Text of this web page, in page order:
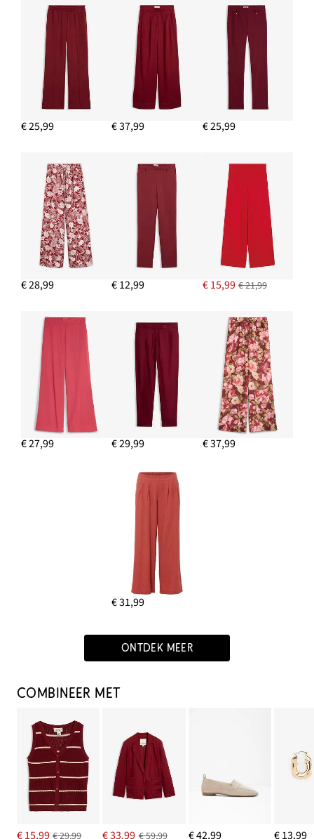
IN WINKELMANDJE
T-shirt van puur linnen
€ 27,99
IN WINKELMANDJE
€ 39,99
IN WINKELMANDJE
Oorstekers
€ 17,99
IN WINKELMANDJE
Oversized blouse van puur linnen
IN WINKELMANDJE
€ 25,99 € 37,99 € 25,99
€ 28,99 € 12,99 € 15,99 € 21,99
€ 27,99 € 29,99 € 37,99
€ 31,99
ONTDEK MEER
COMBINEER MET
€ 15,99 € 33,99 € 42,99 € 13,99